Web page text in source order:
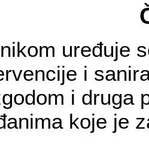
uređuje
i
i druga
koje je